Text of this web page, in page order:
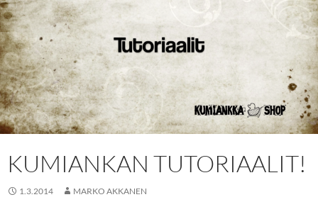
KUMIANKAN TUTORIAALIT!
1.3.2014 MARKO AKKANEN